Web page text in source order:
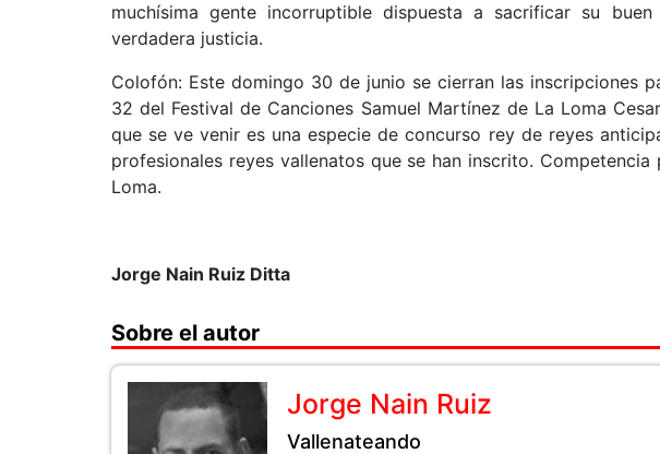
muchísima gente incorruptible dispuesta a sacrificar su
verdadera justicia.
Colofón: Este domingo 30 de junio se cierran las inscripciones
32 del Festival de Canciones Samuel Martínez de La Loma
que se ve venir es una especie de concurso rey de reyes
profesionales reyes vallenatos que se han inscrito.
Loma.
Jorge Nain Ruiz Ditta
Sobre el autor
Jorge Nain Ruiz
Vallenateando